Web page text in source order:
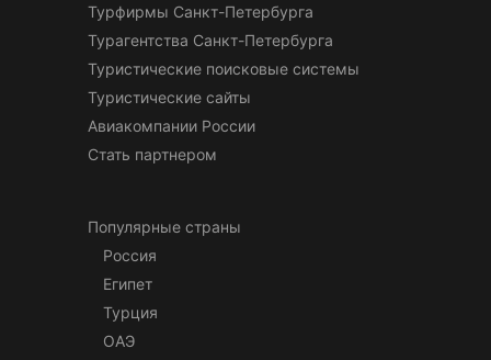
Турфирмы Санкт-Петербурга
Турагентства Санкт-Петербурга
Туристические поисковые системы
Туристические сайты
Авиакомпании России
Стать партнером
Популярные страны
Россия
Египет
Турция
ОАЭ